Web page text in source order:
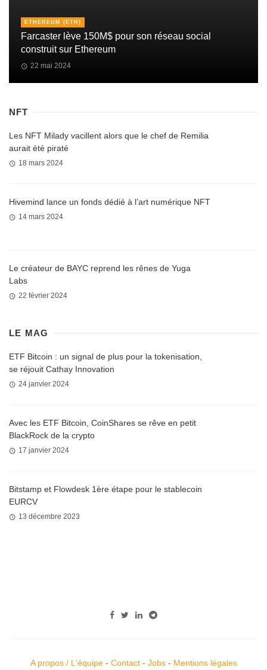
ETHEREUM (ETH)
Farcaster lève 150M$ pour son réseau social
construit sur Ethereum
22 mai 2024
NFT
Les NFT Milady vacillent alors que le chef de Remilia
aurait été piraté
18 mars 2024
Hivemind lance un fonds dédié à l’art numérique NFT
14 mars 2024
Le créateur de BAYC reprend les rênes de Yuga
Labs
22 février 2024
LE MAG
ETF Bitcoin : un signal de plus pour la tokenisation,
se réjouit Cathay Innovation
24 janvier 2024
Avec les ETF Bitcoin, CoinShares se rêve en petit
BlackRock de la crypto
17 janvier 2024
Bitstamp et Flowdesk 1ère étape pour le stablecoin
EURCV
13 décembre 2023
A propos / L'équipe- Contact- Jobs- Mentions légales